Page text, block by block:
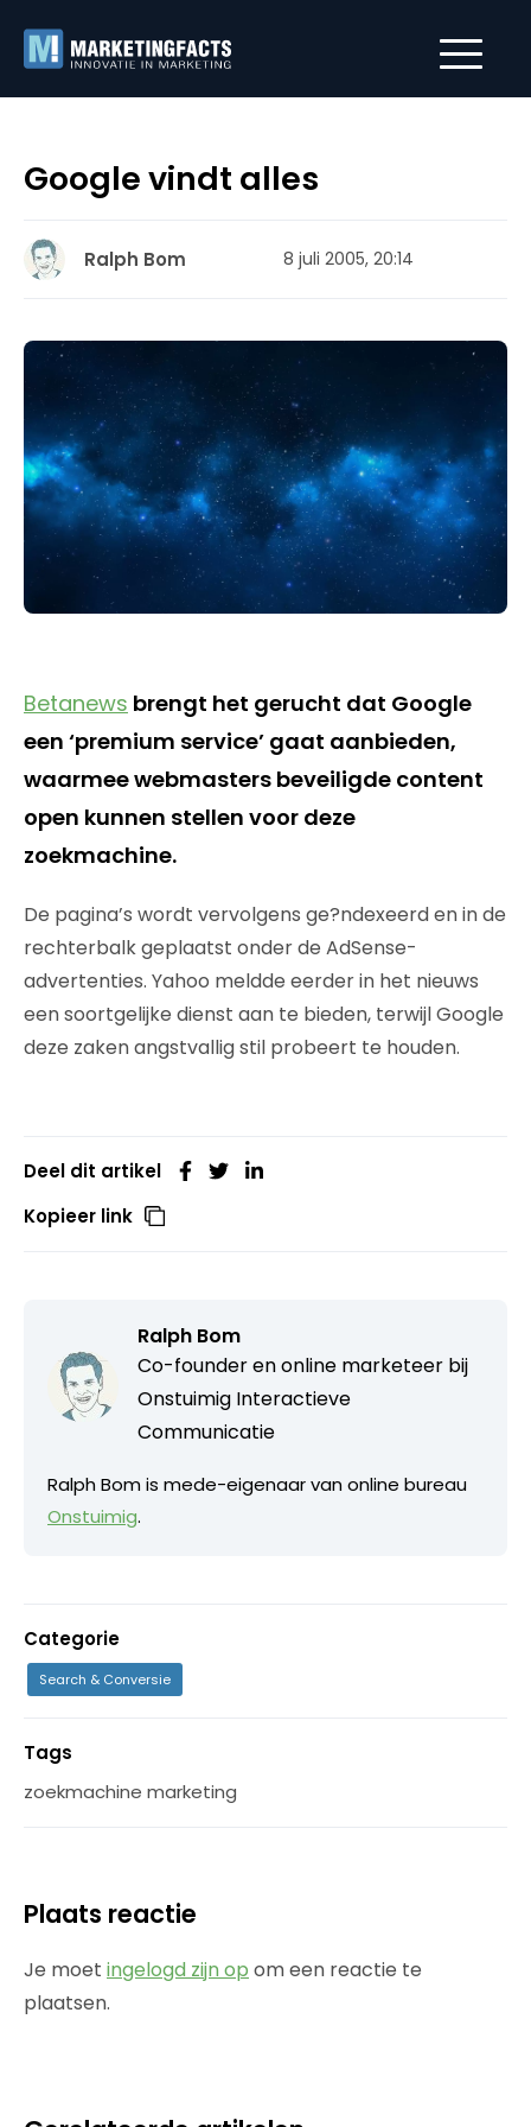
Google vindt alles
Ralph Bom 8 juli 2005, 20:14
Betanews brengt het gerucht dat Google
een ‘premium service’ gaat aanbieden,
waarmee webmasters beveiligde content
open kunnen stellen voor deze
zoekmachine.
De pagina’s wordt vervolgens ge?ndexeerd en in de
rechterbalk geplaatst onder de AdSense-
advertenties. Yahoo meldde eerder in het nieuws
een soortgelijke dienst aan te bieden, terwijl Google
deze zaken angstvallig stil probeert te houden.
Deel dit artikel
Kopieer link
Ralph Bom
Co-founder en online marketeer bij
Onstuimig Interactieve
Communicatie
Ralph Bom is mede-eigenaar van online bureau
Onstuimig.
Categorie
Search & Conversie
Tags
zoekmachine marketing
Plaats reactie
Je moet ingelogd zijn op om een reactie te
plaatsen.